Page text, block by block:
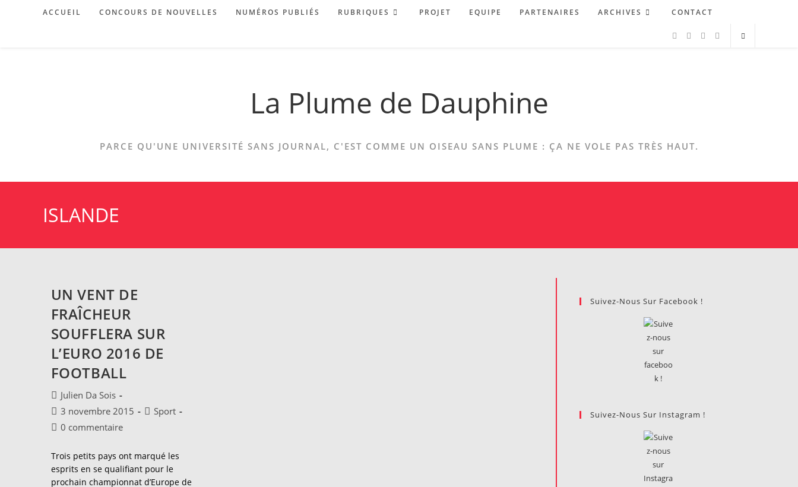
ACCUEIL CONCOURS DE NOUVELLES NUMÉROS PUBLIÉS RUBRIQUES PROJET EQUIPE PARTENAIRES ARCHIVES CONTACT
La Plume de Dauphine
PARCE QU'UNE UNIVERSITÉ SANS JOURNAL, C'EST COMME UN OISEAU SANS PLUME : ÇA NE VOLE PAS TRÈS HAUT.
ISLANDE
UN VENT DE
FRAÎCHEUR
SOUFFLERA SUR
L’EURO 2016 DE
FOOTBALL
Auteur/autrice
de
publication :
Julien Da Sois
Publication
publiée :
3 novembre 2015
PostSport
Commentaires
la
publication :
0 commentaire
Trois petits pays ont marqué les
esprits en se qualifiant pour le
prochain championnat d’Europe de
Suivez-Nous Sur Facebook !
Suivez-Nous Sur Instagram !